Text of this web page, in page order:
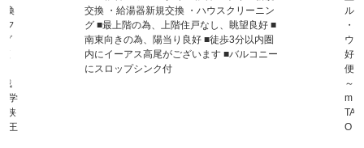
換
フ
グ
浅
学
狭
王
交換 ・給湯器新規交換 ・ハウスクリーニン
グ ■最上階の為、上階住戸なし、眺望良好 ■
南東向きの為、陽当り良好 ■徒歩3分以内圏
内にイーアス高尾がございます ■バルコニー
にスロップシンク付
ル
・
ウ
好
便
～
m
O・